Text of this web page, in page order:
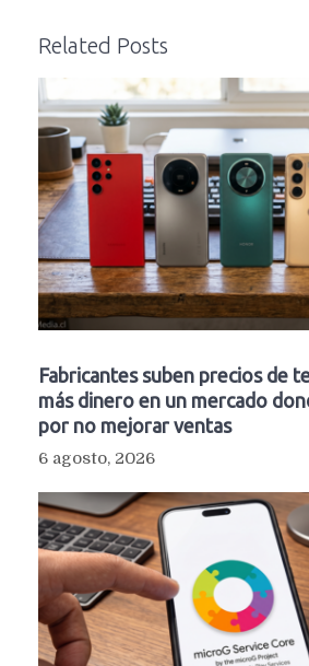
Related Posts
Fabricantes suben precios de
más dinero en un mercado
por no mejorar ventas
6 agosto, 2026